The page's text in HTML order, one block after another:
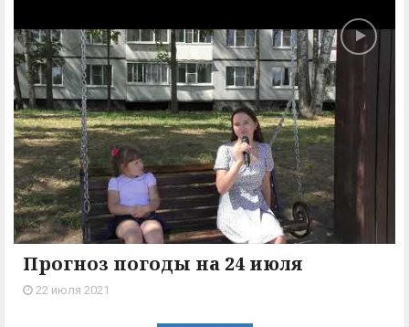
Прогноз погоды на 24 июля
22 июля 2021